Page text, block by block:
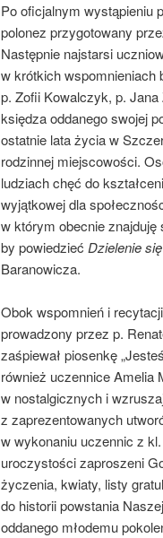
Po oficjalnym wystąpieniu
polonez przygotowany
Następnie najstarsi
w krótkich wspomnieniach
p. Zofii Kowalczyk, p.
księdza oddanego swojej
ostatnie lata życia w
rodzinnej miejscowości.
ludziach chęć do
wyjątkowej dla
w którym obecnie
by powiedzieć Dzielenie
Baranowicza.
Obok wspomnień i
prowadzony przez p.
zaśpiewał piosenkę
również uczennice Amelia
w nostalgicznych i
z zaprezentowanych
w wykonaniu uczennic z
uroczystości zaproszeni
życzenia, kwiaty, listy
do historii powstania
oddanego młodemu